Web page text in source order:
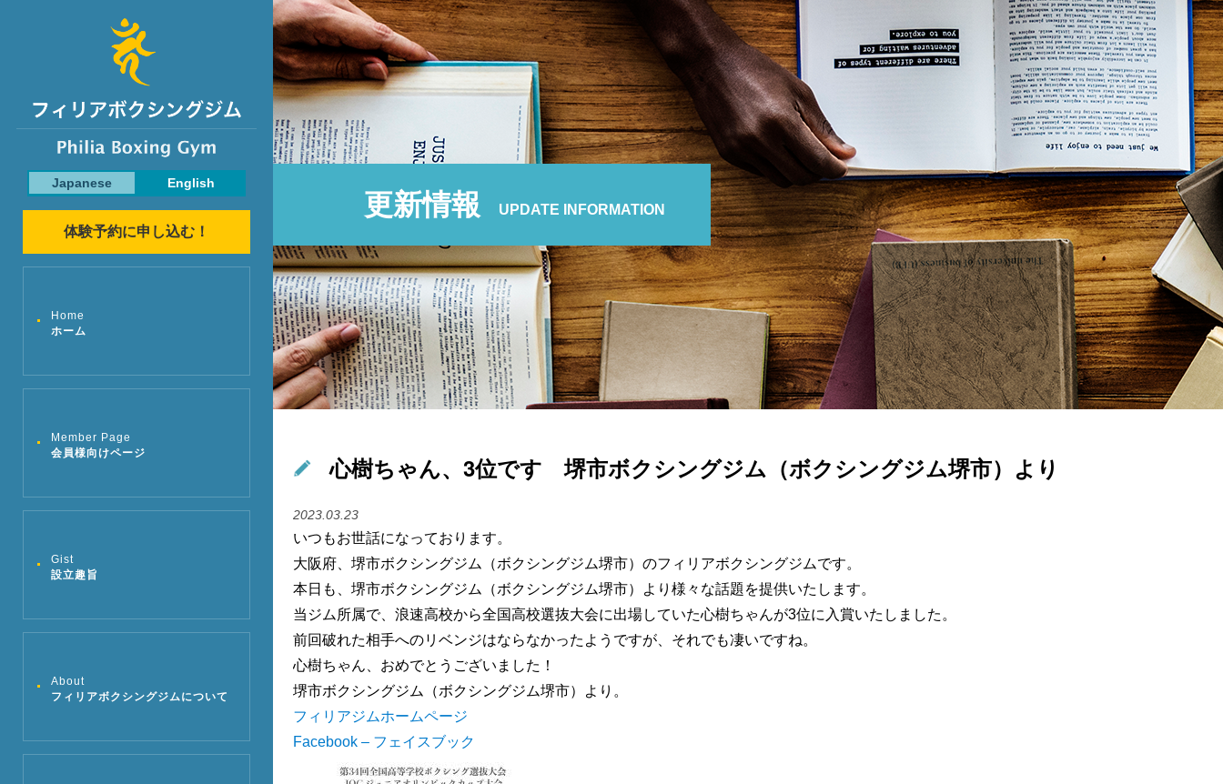
Japanese English
体験予約に申し込む！
Home
ホーム
Member Page
会員様向けページ
Gist
設立趣旨
About
フィリアボクシングジムについて
更新情報 UPDATE INFORMATION
心樹ちゃん、3位です 堺市ボクシングジム（ボクシングジム堺市）より
2023.03.23
いつもお世話になっております。
大阪府、堺市ボクシングジム（ボクシングジム堺市）のフィリアボクシングジムです。
本日も、堺市ボクシングジム（ボクシングジム堺市）より様々な話題を提供いたします。
当ジム所属で、浪速高校から全国高校選抜大会に出場していた心樹ちゃんが3位に入賞いたしました。
前回破れた相手へのリベンジはならなかったようですが、それでも凄いですね。
心樹ちゃん、おめでとうございました！
堺市ボクシングジム（ボクシングジム堺市）より。
フィリアジムホームページ
Facebook – フェイスブック